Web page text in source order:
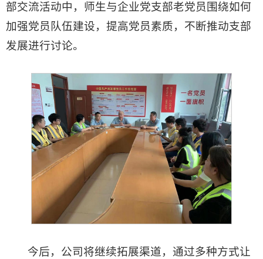
部交流活动中，师生与企业党支部老党员围绕如何
加强党员队伍建设，提高党员素质，不断推动支部
发展进行讨论。
今后，公司将继续拓展渠道，通过多种方式让